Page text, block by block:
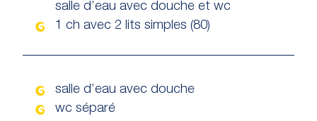
salle d’eau avec douche et wc
1 ch avec 2 lits simples (80)
salle d’eau avec douche
wc séparé